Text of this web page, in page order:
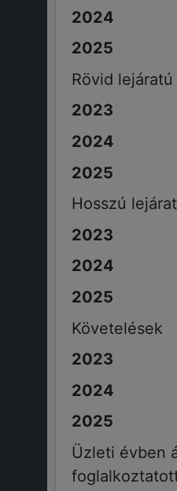
Rövid
Hosszú
Követelések
Üzleti évben